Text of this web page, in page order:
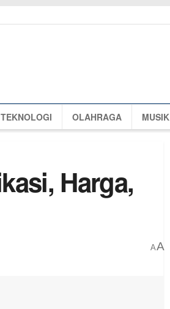
TEKNOLOGI OLAHRAGA MUSIK
Harga,
AA